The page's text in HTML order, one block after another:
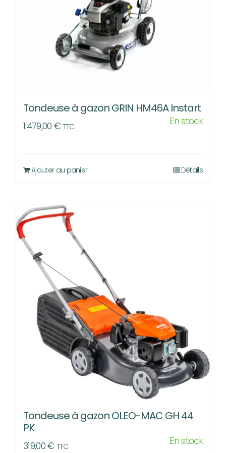
Tondeuse à gazon GRIN HM46A Instart
1.479,00 € TTC En stock
Ajouter au panier Détails
Tondeuse à gazon OLEO-MAC GH 44
PK
319,00€ TTC En stock